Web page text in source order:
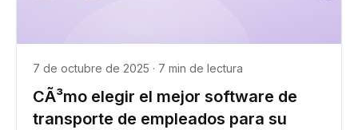
7 de octubre de 2025 · 7 min de lectura
CÃ³mo elegir el mejor software de
transporte de empleados para su